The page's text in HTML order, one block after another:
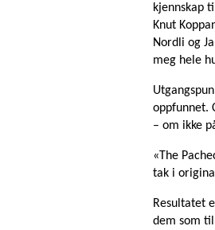
kjennskap
Knut
Nordli og
meg hele
oppfunnet.
– om ikke
«The
tak i
Resultatet
dem som